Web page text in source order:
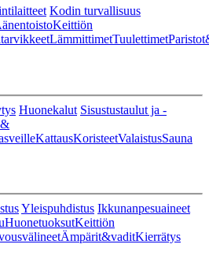
Kodin turvallisuus
Keittiön
LämmittimetTuulettimet
Huonekalut Sisustustaulut ja -
KattausKoristeetValaistusSauna
Yleispuhdistus Ikkunanpesuaineet
HuonetuoksutKeittiön
Ämpärit&vaditKierrätys